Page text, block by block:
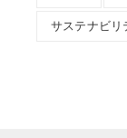
サステナビリ